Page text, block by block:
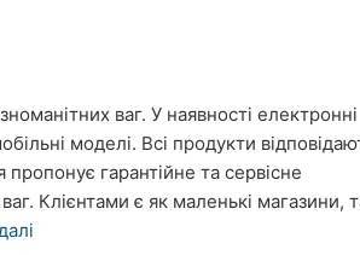
ваг. У наявності електронні
моделі. Всі продукти
гарантійне та сервісне
Клієнтами є як маленькі магазини,